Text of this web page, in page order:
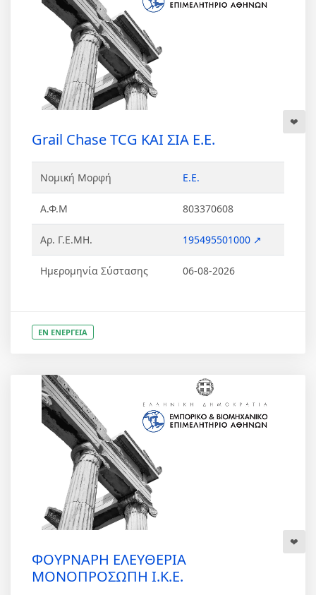
Grail Chase TCG ΚΑΙ ΣΙΑ Ε.Ε.
Νομική Μορφή Ε.Ε.
Α.Φ.Μ 803370608
Αρ. Γ.Ε.ΜΗ. 195495501000 ↗
Ημερομηνία Σύστασης 06-08-2026
ΕΝ ΕΝΕΡΓΕΙΑ
ΦΟΥΡΝΑΡΗ ΕΛΕΥΘΕΡΙΑ
ΜΟΝΟΠΡΟΣΩΠΗ Ι.Κ.Ε.